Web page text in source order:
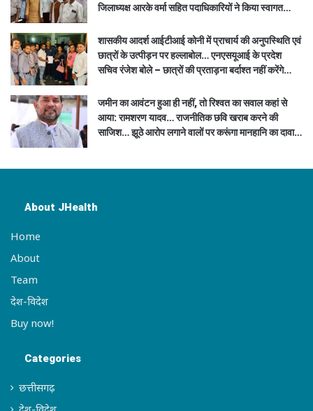
जिलाध्यक्ष आरके वर्मा सहित पदाधिकारियों ने किया स्वागत…
शासकीय आदर्श आईटीआई कोनी में प्राचार्य की अनुपस्थिति एवं
छात्रों के उत्पीड़न पर हल्लाबोल… एनएसयूआई के प्रदेश
सचिव रंजेश बोले – छात्रों की प्रताड़ना बर्दाश्त नहीं करेंगे…
जमीन का आवंटन हुआ ही नहीं, तो रिश्वत का सवाल कहां से
आया: रामशरण यादव… राजनीतिक छवि खराब करने की
साजिश… झूठे आरोप लगाने वालों पर करूंगा मानहानि का दावा…
About JHealth
Home
About
Team
देश-विदेश
Buy now!
Categories
छत्तीसगढ़